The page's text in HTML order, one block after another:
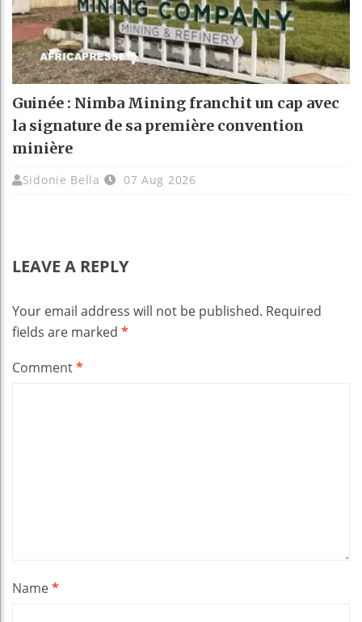
Guinée : Nimba Mining franchit un cap avec
la signature de sa première convention
minière
Sidonie Bella 07 Aug 2026
LEAVE A REPLY
Your email address will not be published. Required
fields are marked *
Comment*
Name*